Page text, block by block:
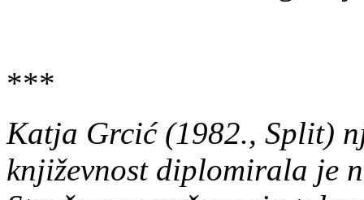
***
Katja Grcić (1982., Split)
književnost diplomirala je